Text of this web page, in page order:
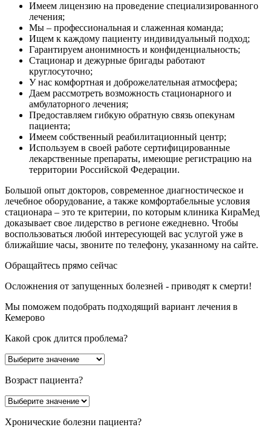
Имеем лицензию на проведение специализированного
лечения;
Мы – профессиональная и слаженная команда;
Ищем к каждому пациенту индивидуальный подход;
Гарантируем анонимность и конфиденциальность;
Стационар и дежурные бригады работают
круглосуточно;
У нас комфортная и доброжелательная атмосфера;
Даем рассмотреть возможность стационарного и
амбулаторного лечения;
Предоставляем гибкую обратную связь опекунам
пациента;
Имеем собственный реабилитационный центр;
Используем в своей работе сертифицированные
лекарственные препараты, имеющие регистрацию на
территории Российской Федерации.
Большой опыт докторов, современное диагностическое и
лечебное оборудование, а также комфортабельные условия
стационара – это те критерии, по которым клиника КираМед
доказывает свое лидерство в регионе ежедневно. Чтобы
воспользоваться любой интересующей вас услугой уже в
ближайшие часы, звоните по телефону, указанному на сайте.
Обращайтесь прямо сейчас
Осложнения от запущенных болезней - приводят к смерти!
Мы поможем подобрать подходящий вариант лечения в
Кемерово
Какой срок длится проблема?
Возраст пациента?
Хронические болезни пациента?